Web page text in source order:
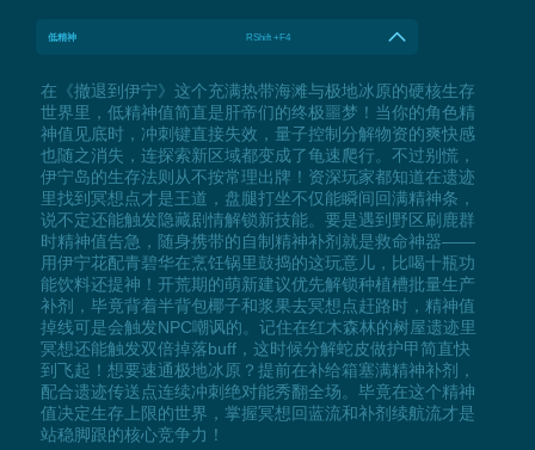
低精神 RShift +F4
在《撤退到伊宁》这个充满热带海滩与极地冰原的硬核生存
世界里，低精神值简直是肝帝们的终极噩梦！当你的角色精
神值见底时，冲刺键直接失效，量子控制分解物资的爽快感
也随之消失，连探索新区域都变成了龟速爬行。不过别慌，
伊宁岛的生存法则从不按常理出牌！资深玩家都知道在遗迹
里找到冥想点才是王道，盘腿打坐不仅能瞬间回满精神条，
说不定还能触发隐藏剧情解锁新技能。要是遇到野区刷鹿群
时精神值告急，随身携带的自制精神补剂就是救命神器——
用伊宁花配青碧华在烹饪锅里鼓捣的这玩意儿，比喝十瓶功
能饮料还提神！开荒期的萌新建议优先解锁种植槽批量生产
补剂，毕竟背着半背包椰子和浆果去冥想点赶路时，精神值
掉线可是会触发NPC嘲讽的。记住在红木森林的树屋遗迹里
冥想还能触发双倍掉落buff，这时候分解蛇皮做护甲简直快
到飞起！想要速通极地冰原？提前在补给箱塞满精神补剂，
配合遗迹传送点连续冲刺绝对能秀翻全场。毕竟在这个精神
值决定生存上限的世界，掌握冥想回蓝流和补剂续航流才是
站稳脚跟的核心竞争力！